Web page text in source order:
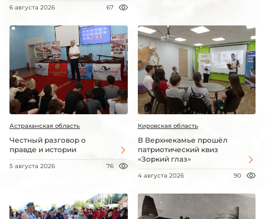
6 августа 2026 67
Астраханская область
Честный разговор о
правде и истории
5 августа 2026 76
Кировская область
В Верхнекамье прошёл
патриотический квиз
«Зоркий глаз»
4 августа 2026 90